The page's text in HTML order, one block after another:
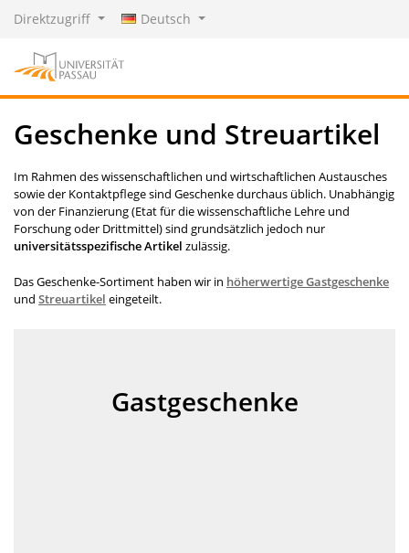
Direktzugriff Deutsch
Geschenke und Streuartikel
Im Rahmen des wissenschaftlichen und wirtschaftlichen Austausches
sowie der Kontaktpflege sind Geschenke durchaus üblich. Unabhängig
von der Finanzierung (Etat für die wissenschaftliche Lehre und
Forschung oder Drittmittel) sind grundsätzlich jedoch nur
universitätsspezifische Artikel zulässig.
Das Geschenke-Sortiment haben wir in höherwertige Gastgeschenke
und Streuartikel eingeteilt.
Gastgeschenke